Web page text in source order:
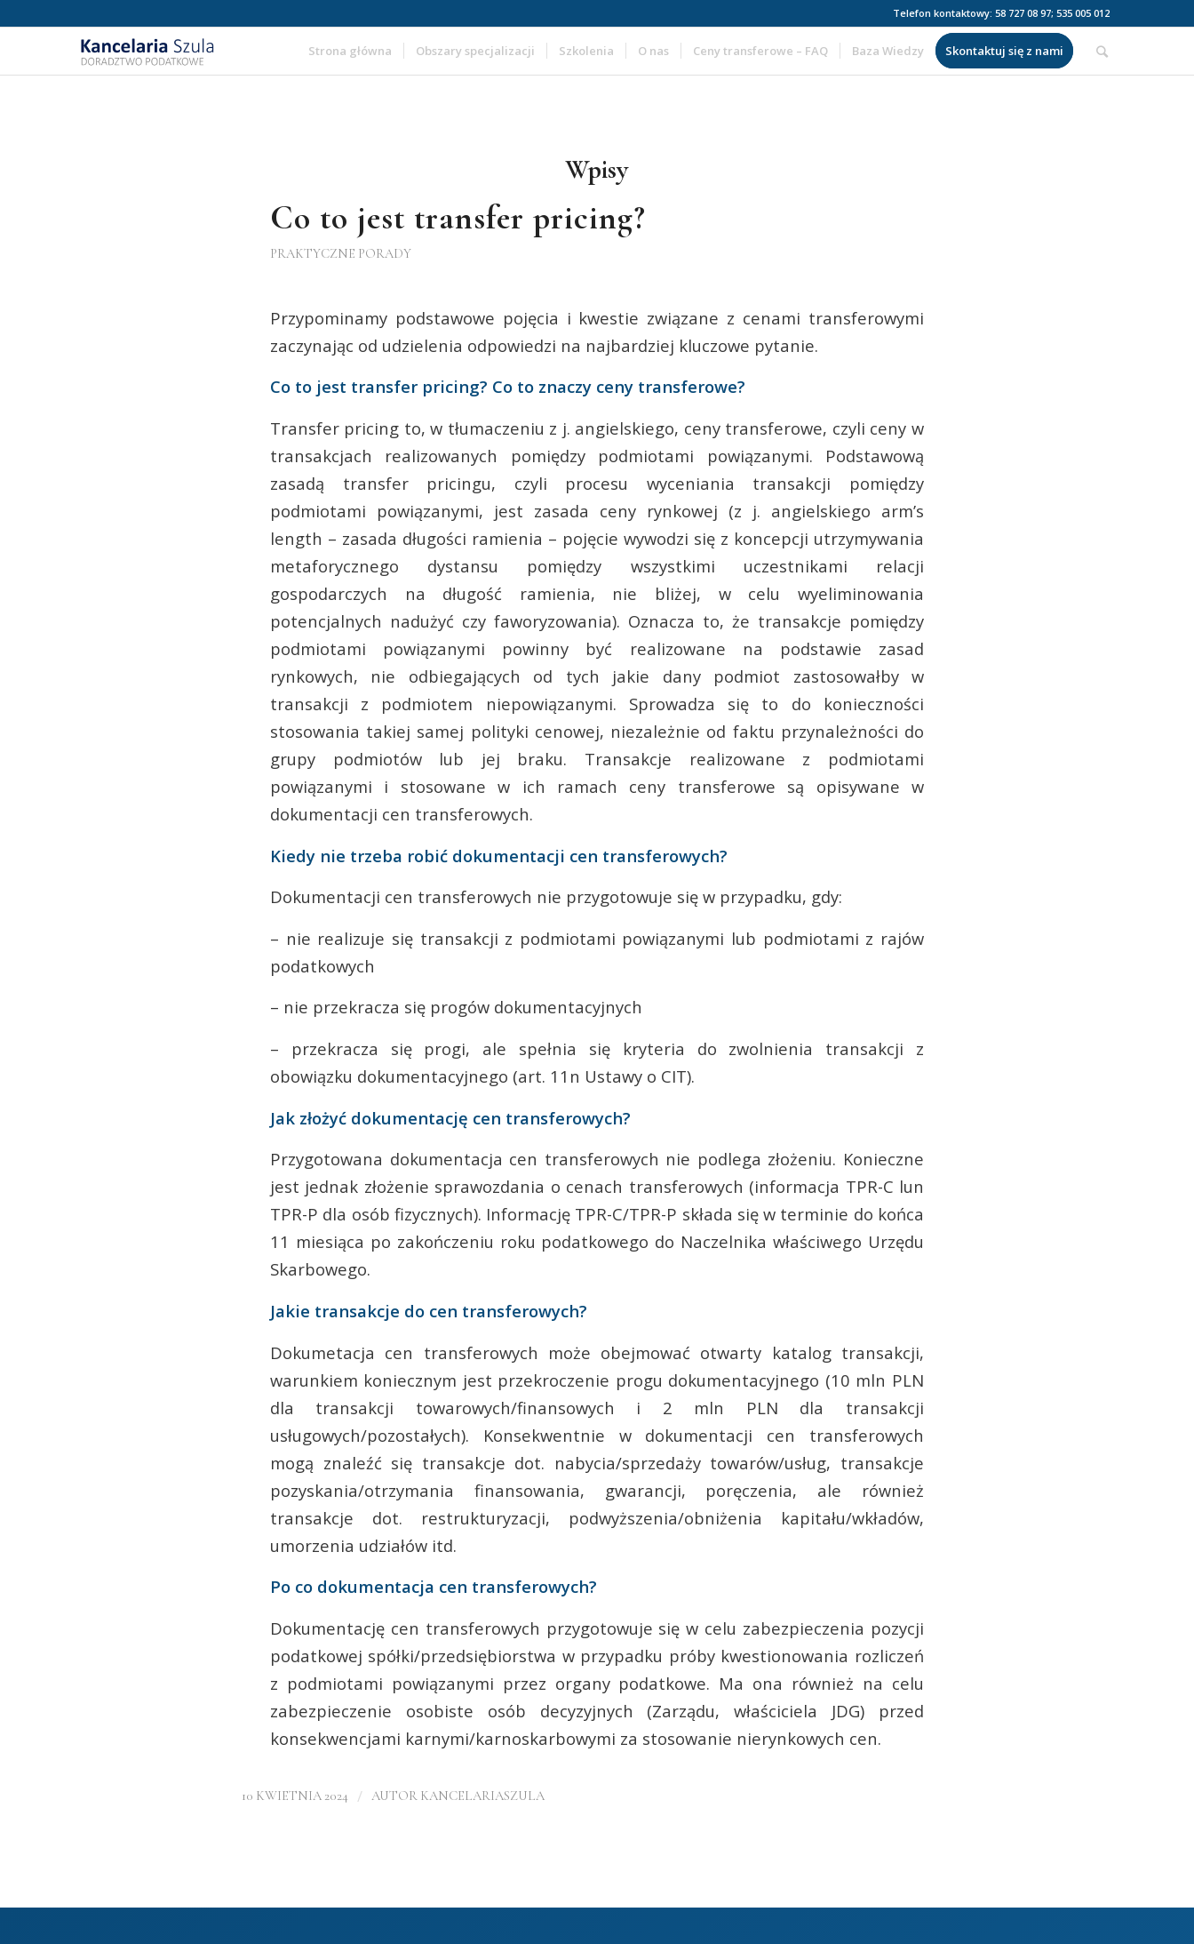
Telefon kontaktowy: 58 727 08 97; 535 005 012
Strona główna Obszary specjalizacji Szkolenia O nas Ceny transferowe – FAQ Baza Wiedzy Skontaktuj się z nami
Wpisy
Co to jest transfer pricing?
PRAKTYCZNE PORADY
Przypominamy podstawowe pojęcia i kwestie związane z cenami transferowymi
zaczynając od udzielenia odpowiedzi na najbardziej kluczowe pytanie.
Co to jest transfer pricing? Co to znaczy ceny transferowe?
Transfer pricing to, w tłumaczeniu z j. angielskiego, ceny transferowe, czyli ceny w
transakcjach realizowanych pomiędzy podmiotami powiązanymi. Podstawową
zasadą transfer pricingu, czyli procesu wyceniania transakcji pomiędzy
podmiotami powiązanymi, jest zasada ceny rynkowej (z j. angielskiego arm’s
length – zasada długości ramienia – pojęcie wywodzi się z koncepcji utrzymywania
metaforycznego dystansu pomiędzy wszystkimi uczestnikami relacji
gospodarczych na długość ramienia, nie bliżej, w celu wyeliminowania
potencjalnych nadużyć czy faworyzowania). Oznacza to, że transakcje pomiędzy
podmiotami powiązanymi powinny być realizowane na podstawie zasad
rynkowych, nie odbiegających od tych jakie dany podmiot zastosowałby w
transakcji z podmiotem niepowiązanymi. Sprowadza się to do konieczności
stosowania takiej samej polityki cenowej, niezależnie od faktu przynależności do
grupy podmiotów lub jej braku. Transakcje realizowane z podmiotami
powiązanymi i stosowane w ich ramach ceny transferowe są opisywane w
dokumentacji cen transferowych.
Kiedy nie trzeba robić dokumentacji cen transferowych?
Dokumentacji cen transferowych nie przygotowuje się w przypadku, gdy:
– nie realizuje się transakcji z podmiotami powiązanymi lub podmiotami z rajów
podatkowych
– nie przekracza się progów dokumentacyjnych
– przekracza się progi, ale spełnia się kryteria do zwolnienia transakcji z
obowiązku dokumentacyjnego (art. 11n Ustawy o CIT).
Jak złożyć dokumentację cen transferowych?
Przygotowana dokumentacja cen transferowych nie podlega złożeniu. Konieczne
jest jednak złożenie sprawozdania o cenach transferowych (informacja TPR-C lun
TPR-P dla osób fizycznych). Informację TPR-C/TPR-P składa się w terminie do końca
11 miesiąca po zakończeniu roku podatkowego do Naczelnika właściwego Urzędu
Skarbowego.
Jakie transakcje do cen transferowych?
Dokumetacja cen transferowych może obejmować otwarty katalog transakcji,
warunkiem koniecznym jest przekroczenie progu dokumentacyjnego (10 mln PLN
dla transakcji towarowych/finansowych i 2 mln PLN dla transakcji
usługowych/pozostałych). Konsekwentnie w dokumentacji cen transferowych
mogą znaleźć się transakcje dot. nabycia/sprzedaży towarów/usług, transakcje
pozyskania/otrzymania finansowania, gwarancji, poręczenia, ale również
transakcje dot. restrukturyzacji, podwyższenia/obniżenia kapitału/wkładów,
umorzenia udziałów itd.
Po co dokumentacja cen transferowych?
Dokumentację cen transferowych przygotowuje się w celu zabezpieczenia pozycji
podatkowej spółki/przedsiębiorstwa w przypadku próby kwestionowania rozliczeń
z podmiotami powiązanymi przez organy podatkowe. Ma ona również na celu
zabezpieczenie osobiste osób decyzyjnych (Zarządu, właściciela JDG) przed
konsekwencjami karnymi/karnoskarbowymi za stosowanie nierynkowych cen.
10 KWIETNIA 2024 / AUTOR KANCELARIASZULA